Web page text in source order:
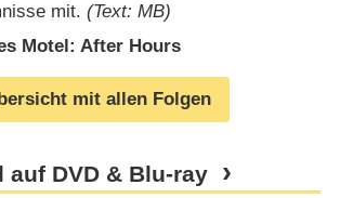
mit. (Text: MB)
Motel: After Hours
mit allen Folgen
auf DVD & Blu-ray